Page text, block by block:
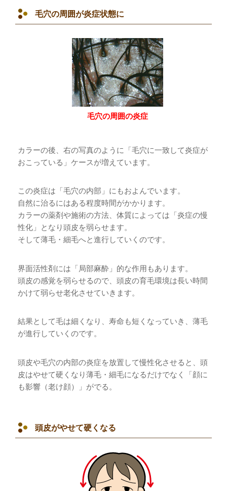
毛穴の周囲が炎症状態に
毛穴の周囲の炎症
カラーの後、右の写真のように「毛穴に一致して炎症が
おこっている」ケースが増えています。
この炎症は「毛穴の内部」にもおよんでいます。
自然に治るにはある程度時間がかかります。
カラーの薬剤や施術の方法、体質によっては「炎症の慢
性化」となり頭皮を弱らせます。
そして薄毛・細毛へと進行していくのです。
界面活性剤には「局部麻酔」的な作用もあります。
頭皮の感覚を弱らせるので、頭皮の育毛環境は長い時間
かけて弱らせ老化させていきます。
結果として毛は細くなり、寿命も短くなっていき、薄毛
が進行していくのです。
頭皮や毛穴の内部の炎症を放置して慢性化させると、頭
皮はやせて硬くなり薄毛・細毛になるだけでなく「顔に
も影響（老け顔）」がでる。
頭皮がやせて硬くなる